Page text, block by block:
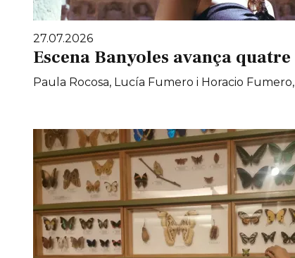
27.07.2026
Escena Banyoles avança
Paula Rocosa, Lucía Fumero i Horacio